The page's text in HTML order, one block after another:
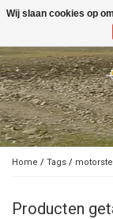
Toggle
Home / Tags /
Producten
Wij slaan cookies op